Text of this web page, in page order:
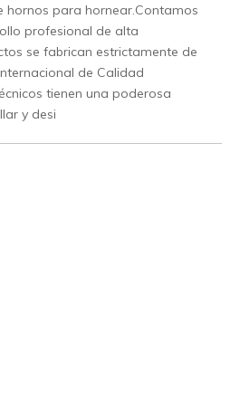
hornos para hornear.Contamos
profesional de alta
se fabrican estrictamente de
de Calidad
tienen una poderosa
y desi